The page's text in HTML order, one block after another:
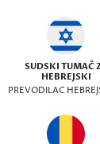
SUDSKI TUMAČ
HEBREJSKI
PREVODILAC